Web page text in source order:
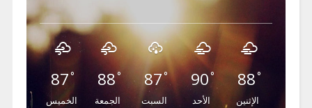
87°
الخميس
88°
الجمعة
87°
السبت
90°
الأحد
88°
الإثنين